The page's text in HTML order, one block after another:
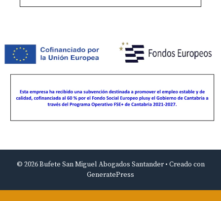
© 2026 Bufete San Miguel Abogados Santander• Creado con
GeneratePress